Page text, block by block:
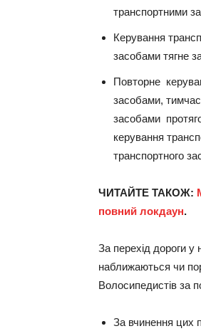
транспортними
Керування
засобами тягне
Повторне
засобами,
засобами
керування
транспортного
ЧИТАЙТЕ ТАКОЖ:
повний локдаун.
За перехід дороги
наближаються чи
Волосипедистів за
За вчинення цих